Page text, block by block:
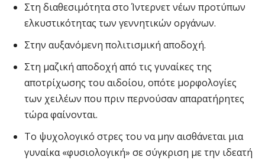
Στη διαθεσιμότητα στο Ίντερνετ νέων προτύπων
ελκυστικότητας των γεννητικών οργάνων.
Στην αυξανόμενη πολιτισμική αποδοχή.
Στη μαζική αποδοχή από τις γυναίκες της
αποτρίχωσης του αιδοίου, οπότε μορφολογίες
των χειλέων που πριν περνούσαν απαρατήρητες
τώρα φαίνονται.
Το ψυχολογικό στρες του να μην αισθάνεται μια
γυναίκα «φυσιολογική» σε σύγκριση με την ιδεατή